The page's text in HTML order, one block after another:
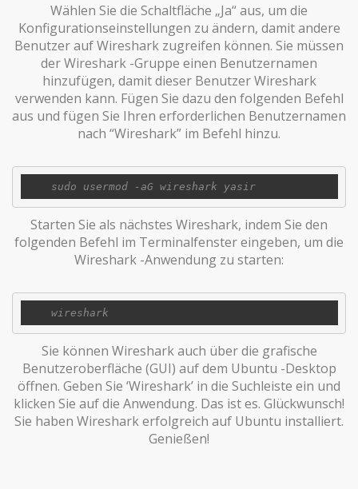
Wählen Sie die Schaltfläche „Ja“ aus, um die
Konfigurationseinstellungen zu ändern, damit andere
Benutzer auf Wireshark zugreifen können. Sie müssen
der Wireshark -Gruppe einen Benutzernamen
hinzufügen, damit dieser Benutzer Wireshark
verwenden kann. Fügen Sie dazu den folgenden Befehl
aus und fügen Sie Ihren erforderlichen Benutzernamen
nach “Wireshark” im Befehl hinzu.
Starten Sie als nächstes Wireshark, indem Sie den
folgenden Befehl im Terminalfenster eingeben, um die
Wireshark -Anwendung zu starten:
Sie können Wireshark auch über die grafische
Benutzeroberfläche (GUI) auf dem Ubuntu -Desktop
öffnen. Geben Sie ‘Wireshark’ in die Suchleiste ein und
klicken Sie auf die Anwendung. Das ist es. Glückwunsch!
Sie haben Wireshark erfolgreich auf Ubuntu installiert.
Genießen!